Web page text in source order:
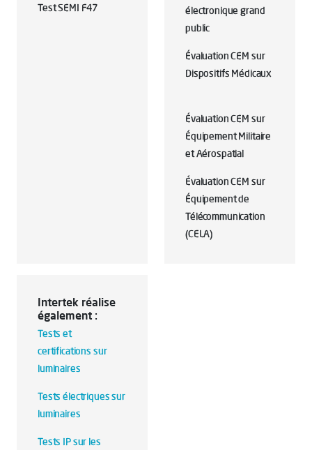
Test SEMI F47
électronique grand
public
Évaluation CEM sur
Dispositifs Médicaux
Évaluation CEM sur
Équipement Militaire
et Aérospatial
Évaluation CEM sur
Équipement de
Télécommunication
(CELA)
Intertek réalise
également :
Tests et
certifications sur
luminaires
Tests électriques sur
luminaires
Tests IP sur les